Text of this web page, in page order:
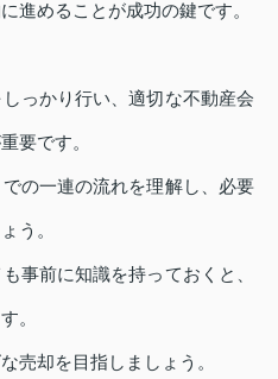
進めることが成功の鍵です。
っかり行い、適切な不動産会
要です。
の一連の流れを理解し、必要
う。
事前に知識を持っておくと、
。
売却を目指しましょう。